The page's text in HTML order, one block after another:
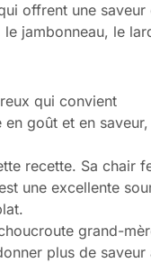
offrent une saveur
jambonneau, le
qui convient
goût et en
recette. Sa chair
une excellente
grand-
plus de saveur